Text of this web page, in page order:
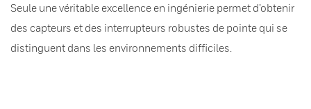
Seule une véritable excellence en ingénierie permet d’obtenir
des capteurs et des interrupteurs robustes de pointe qui se
distinguent dans les environnements difficiles.